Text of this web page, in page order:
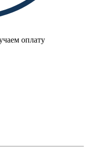
оплату